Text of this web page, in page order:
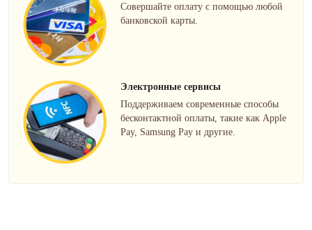
Совершайте оплату с помощью любой
банковской карты.
Электронные сервисы
Поддерживаем современные способы
бесконтактной оплаты, такие как Apple
Pay, Samsung Pay и другие.